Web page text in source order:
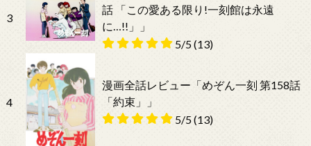
3
話 「この愛ある限り!一刻館は永遠
に…!!」」
5/5(13)
4
漫画全話レビュー「めぞん一刻 第158話
「約束」」
5/5(13)